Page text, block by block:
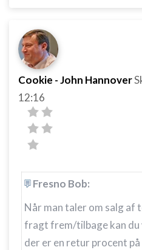
Cookie - John Hannover
12:16
Fresno Bob:
Når man taler om salg af
fragt frem/tilbage kan du
der er en retur procent